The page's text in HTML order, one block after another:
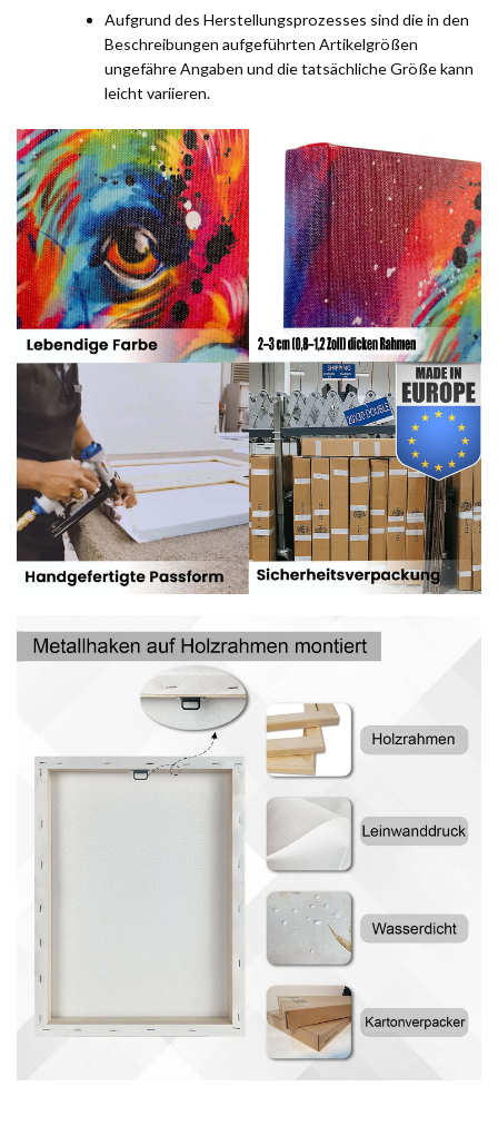
Aufgrund des Herstellungsprozesses sind die in den
Beschreibungen aufgeführten Artikelgrößen
ungefähre Angaben und die tatsächliche Größe kann
leicht variieren.